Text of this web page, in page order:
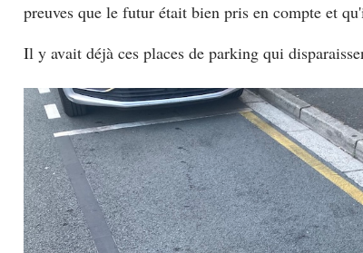
preuves que le futur était bien pris en compte et
Il y avait déjà ces places de parking qui